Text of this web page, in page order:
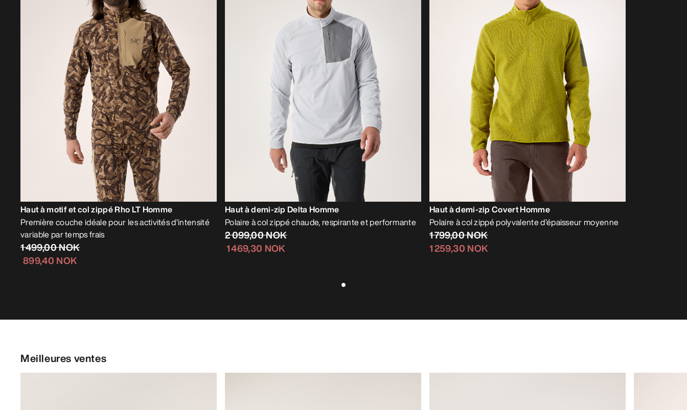
Haut à motif et col zippé Rho LT Homme
Première couche idéale pour les activités d’intensité
variable par temps frais
1 499,00 NOK
899,40 NOK
Haut à demi-zip Delta Homme
Polaire à col zippé chaude, respirante et performante
2 099,00 NOK
1 469,30 NOK
Haut à demi-zip Covert Homme
Polaire à col zippé polyvalente d’épaisseur moyenne
1 799,00 NOK
1 259,30 NOK
Meilleures ventes